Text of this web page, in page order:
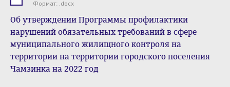
Формат: .docx
Об утверждении Программы профилактики
нарушений обязательных требований в сфере
муниципального жилищного контроля на
территории на территории городского поселения
Чамзинка на 2022 год